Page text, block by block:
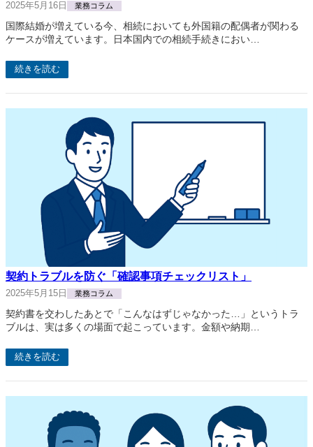
2025年5月16日 業務コラム
国際結婚が増えている今、相続においても外国籍の配偶者が関わる
ケースが増えています。日本国内での相続手続きにおい…
続きを読む
契約トラブルを防ぐ「確認事項チェックリスト」
2025年5月15日 業務コラム
契約書を交わしたあとで「こんなはずじゃなかった…」というトラ
ブルは、実は多くの場面で起こっています。金額や納期…
続きを読む